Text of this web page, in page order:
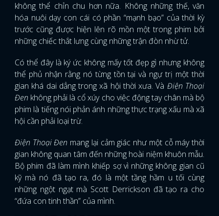
không thể chỉn chu hơn nữa. Không những thế, văn
hóa nuôi dạy con cái có phần “mạnh bạo” của thời kỳ
trước cũng được hiện lên rõ mồn một trong phim bởi
những chiếc thắt lưng cùng những trận đòn nhừ tử.
Có thể đây là ký ức không mấy tốt đẹp gì nhưng không
thể phủ nhận rằng nó từng tồn tại và ngự trị một thời
gian khá dai dẳng trong xã hội thời xưa. Và Điện Thoại
Đen không phải là cổ xúy cho việc động tay chân mà bộ
phim là tiếng nói phản ánh những thực trạng xấu mà xã
hội cần phải loại trừ.
Điện Thoại Đen mang lại cảm giác như một cỗ máy thời
gian không quan tâm đến những hoài niệm khuôn mẫu.
Bộ phim đã làm mình khiếp sợ vì những không gian cũ
kỹ mà nó đã tạo ra, đó là một tầng hầm u tối cùng
những ngột ngạt mà Scott Derrickson đã tạo ra cho
“đứa con tinh thần” của mình.